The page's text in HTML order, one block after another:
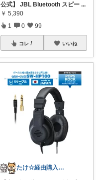
公式】 JBL Bluetooth スピー ...
￥ 5,390
1 0 99
コレ いいね
たけ☆経由購入感謝します！ありがとう！☆